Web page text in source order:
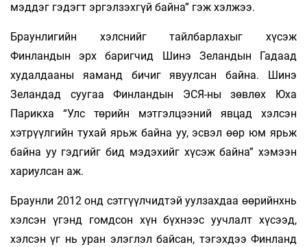
мэддэг гэдэгт эргэлзэхгүй байна” гэж хэлжээ.
Браунлигийн хэлснийг тайлбарлахыг хүсэж
Финландын эрх баригчид Шинэ Зеландын Гадаад
худалдааны яаманд бичиг явуулсан байна. Шинэ
Зеландад суугаа Финландын ЭСЯ-ны зөвлөх Юха
Парикха “Улс төрийн мэтгэлцээний явцад хэлсэн
хэтрүүлгийн тухай ярьж байна уу, эсвэл өөр юм ярьж
байна уу гэдгийг бид мэдэхийг хүсэж байна” хэмээн
хариулсан аж.
Браунли 2012 онд сэтгүүлчидтэй уулзахдаа өөрийнхнь
хэлсэн үгэнд гомдсон хүн бүхнээс уучлалт хүсээд,
хэлсэн үг нь уран элэглэл байсан, тэгэхдээ Финланд